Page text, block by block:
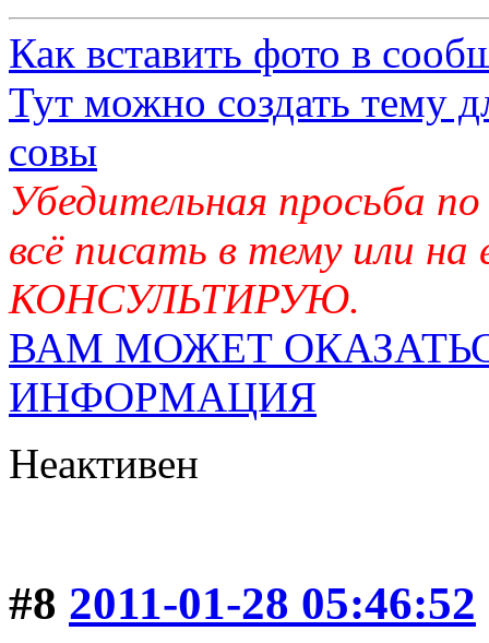
Как вставить фото в
Тут можно создать тему
совы
Убедительная просьба
всё писать в тему или
КОНСУЛЬТИРУЮ.
ВАМ МОЖЕТ
ИНФОРМАЦИЯ
Неактивен
#8 2011-01-28 05:46:52